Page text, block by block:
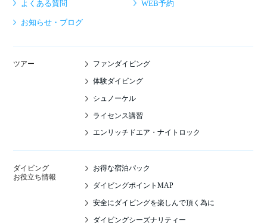
よくある質問 WEB予約
お知らせ・ブログ
ツアー ファンダイビング
体験ダイビング
シュノーケル
ライセンス講習
エンリッチドエア・ナイトロック
ダイビング
お役立ち情報
お得な宿泊パック
ダイビングポイントMAP
安全にダイビングを楽しんで頂く為に
ダイビングシーズナリティー